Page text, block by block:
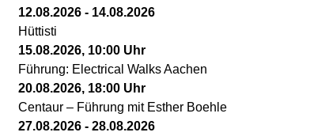
12.08.2026 - 14.08.2026
Hüttisti
15.08.2026, 10:00Uhr
Führung: Electrical Walks Aachen
20.08.2026, 18:00Uhr
Centaur – Führung mit Esther Boehle
27.08.2026 - 28.08.2026